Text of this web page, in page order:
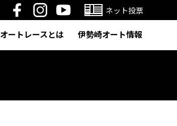
ネット投票
オートレースとは 伊勢崎オート情報